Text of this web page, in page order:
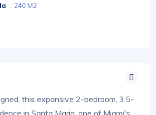
: 240 M2
this expansive 2-bedroom, 3.5-